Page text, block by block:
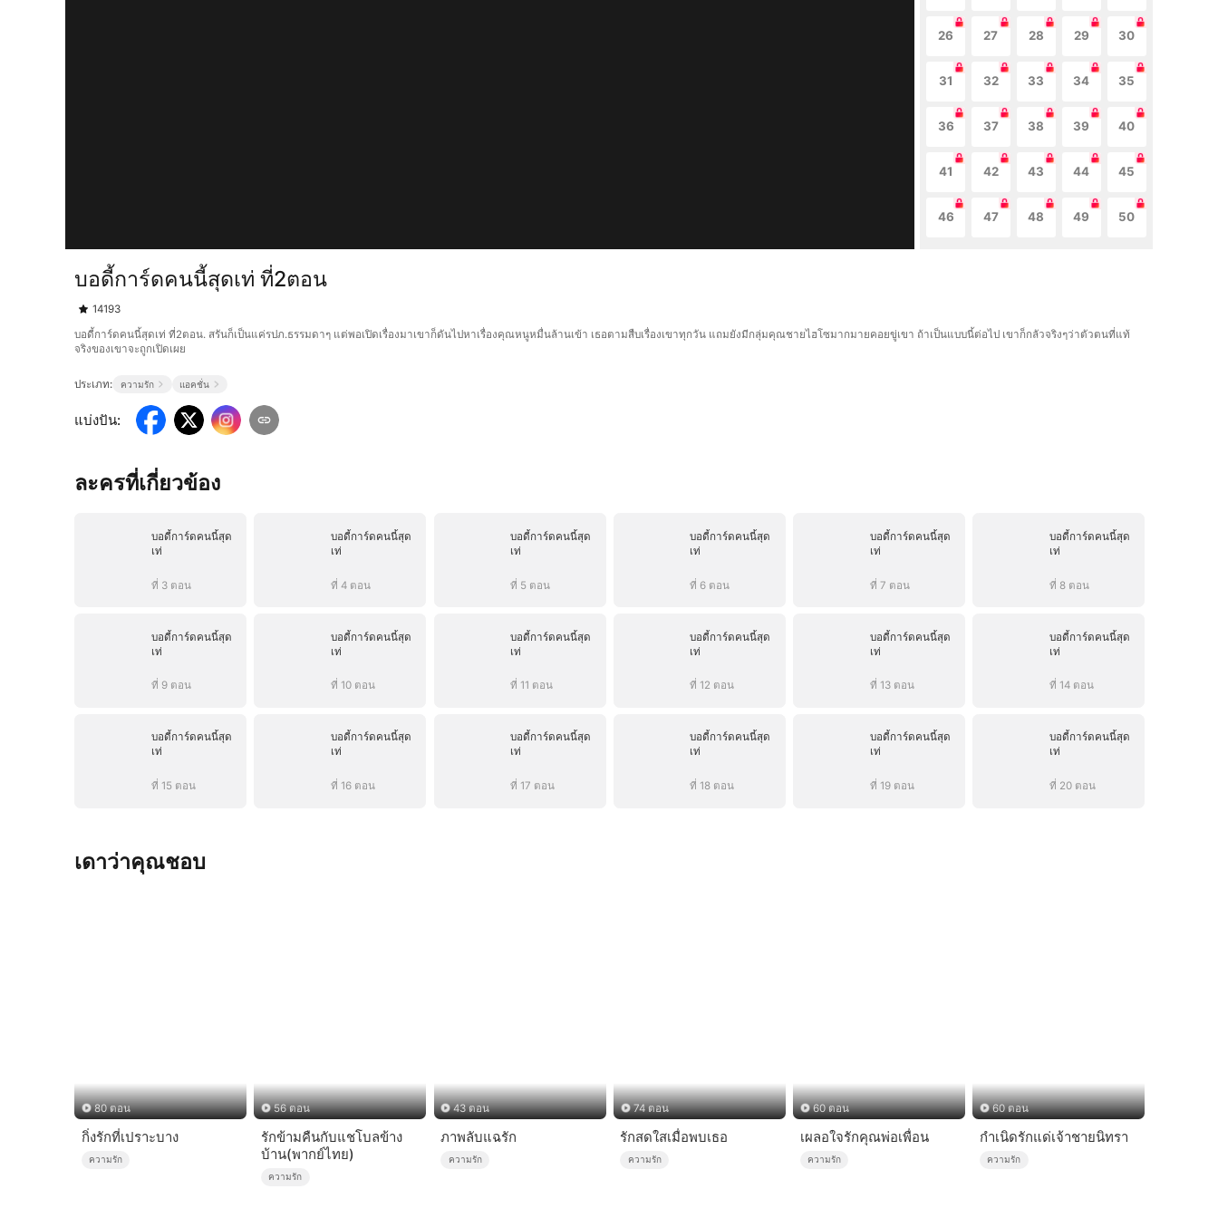
26 27 28 29 30
31 32 33 34 35
36 37 38 39 40
41 42 43 44 45
46 47 48 49 50
บอดี้การ์ดคนนี้สุดเท่ ที่2ตอน
14193
บอดี้การ์ดคนนี้สุดเท่ ที่2ตอน. สรันก็เป็นแค่รปภ.ธรรมดาๆ แต่พอเปิดเรื่องมาเขาก็ดันไปหาเรื่องคุณหนูหมื่นล้านเข้า เธอตามสืบเรื่องเขาทุกวัน แถมยังมีกลุ่มคุณชายไฮโซมากมายคอยขู่เขา ถ้าเป็นแบบนี้ต่อไป เขาก็กลัวจริงๆว่าตัวตนที่แท้
จริงของเขาจะถูกเปิดเผย
ประเภท: ความรัก แอคชั่น
แบ่งปัน:
ละครที่เกี่ยวข้อง
บอดี้การ์ดคนนี้สุด
เท่
ที่ 3 ตอน
บอดี้การ์ดคนนี้สุด
เท่
ที่ 4 ตอน
บอดี้การ์ดคนนี้สุด
เท่
ที่ 5 ตอน
บอดี้การ์ดคนนี้สุด
เท่
ที่ 6 ตอน
บอดี้การ์ดคนนี้สุด
เท่
ที่ 7 ตอน
บอดี้การ์ดคนนี้สุด
เท่
ที่ 8 ตอน
บอดี้การ์ดคนนี้สุด
เท่
ที่ 9 ตอน
บอดี้การ์ดคนนี้สุด
เท่
ที่ 10 ตอน
บอดี้การ์ดคนนี้สุด
เท่
ที่ 11 ตอน
บอดี้การ์ดคนนี้สุด
เท่
ที่ 12 ตอน
บอดี้การ์ดคนนี้สุด
เท่
ที่ 13 ตอน
บอดี้การ์ดคนนี้สุด
เท่
ที่ 14 ตอน
บอดี้การ์ดคนนี้สุด
เท่
ที่ 15 ตอน
บอดี้การ์ดคนนี้สุด
เท่
ที่ 16 ตอน
บอดี้การ์ดคนนี้สุด
เท่
ที่ 17 ตอน
บอดี้การ์ดคนนี้สุด
เท่
ที่ 18 ตอน
บอดี้การ์ดคนนี้สุด
เท่
ที่ 19 ตอน
บอดี้การ์ดคนนี้สุด
เท่
ที่ 20 ตอน
เดาว่าคุณชอบ
80 ตอน
กิ่งรักที่เปราะบาง
ความรัก
56 ตอน
รักข้ามคืนกับแชโบลข้าง
บ้าน(พากย์ไทย)
ความรัก
43 ตอน
ภาพลับแฉรัก
ความรัก
74 ตอน
รักสดใสเมื่อพบเธอ
ความรัก
60 ตอน
เผลอใจรักคุณพ่อเพื่อน
ความรัก
60 ตอน
กำเนิดรักแด่เจ้าชายนิทรา
ความรัก